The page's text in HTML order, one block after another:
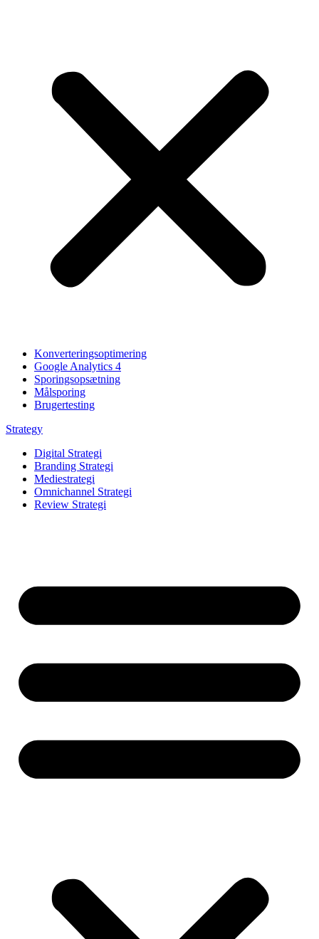
Konverteringsoptimering
Google Analytics 4
Sporingsopsætning
Målsporing
Brugertesting
Strategy
Digital Strategi
Branding Strategi
Mediestrategi
Omnichannel Strategi
Review Strategi